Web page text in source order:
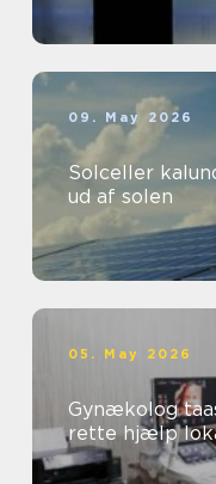
09. May 2026
Solceller kalundborg sådan
ud af solen
05. May 2026
Gynækolog taastrup sådan
rette hjælp